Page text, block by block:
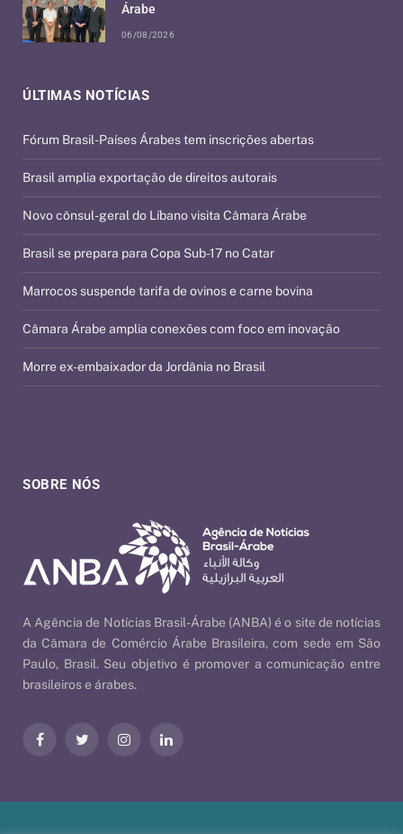
SOBRE NÓS
A Agência de Notícias Brasil-Árabe (ANBA) é o site de notícias
da Câmara de Comércio Árabe Brasileira, com sede em São
Paulo, Brasil. Seu objetivo é promover a comunicação entre
brasileiros e árabes.
FacebookTwitter InstagramLinkedIn
ÚLTIMAS NOTÍCIAS
Fórum Brasil-Países Árabes tem inscrições abertas
Brasil amplia exportação de direitos autorais
Novo cônsul-geral do Líbano visita Câmara Árabe
Brasil se prepara para Copa Sub-17 no Catar
Marrocos suspende tarifa de ovinos e carne bovina
Câmara Árabe amplia conexões com foco em inovação
Morre ex-embaixador da Jordânia no Brasil
Árabe
06/08/2026